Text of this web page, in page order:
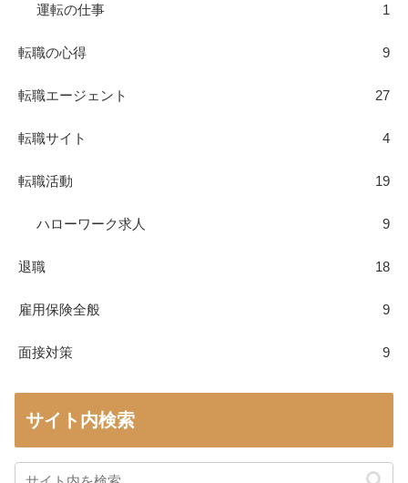
運転の仕事 1
転職の心得 9
転職エージェント 27
転職サイト 4
転職活動 19
ハローワーク求人 9
退職 18
雇用保険全般 9
面接対策 9
サイト内検索